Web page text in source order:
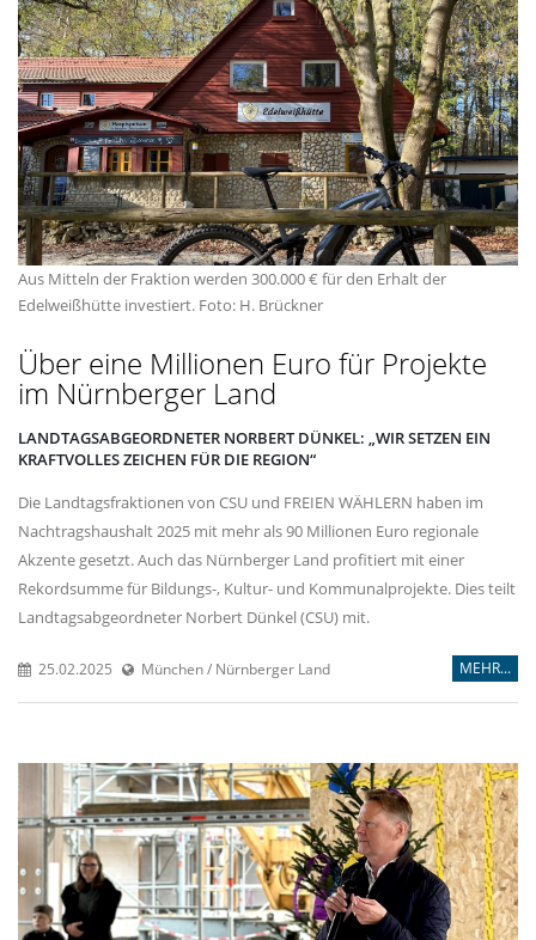
Aus Mitteln der Fraktion werden 300.000 € für den Erhalt der
Edelweißhütte investiert. Foto: H. Brückner
Über eine Millionen Euro für Projekte
im Nürnberger Land
LANDTAGSABGEORDNETER NORBERT DÜNKEL: „WIR SETZEN EIN
KRAFTVOLLES ZEICHEN FÜR DIE REGION“
Die Landtagsfraktionen von CSU und FREIEN WÄHLERN haben im
Nachtragshaushalt 2025 mit mehr als 90 Millionen Euro regionale
Akzente gesetzt. Auch das Nürnberger Land profitiert mit einer
Rekordsumme für Bildungs-, Kultur- und Kommunalprojekte. Dies teilt
Landtagsabgeordneter Norbert Dünkel (CSU) mit.
25.02.2025 München / Nürnberger Land MEHR...